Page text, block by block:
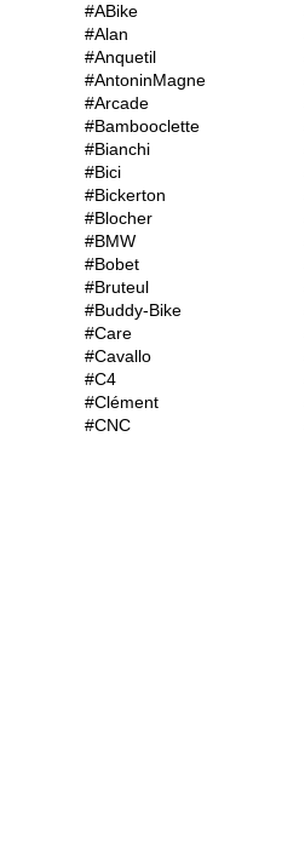
#ABike
#Alan
#Anquetil
#AntoninMagne
#Arcade
#Bambooclette
#Bianchi
#Bici
#Bickerton
#Blocher
#BMW
#Bobet
#Bruteul
#Buddy-Bike
#Care
#Cavallo
#C4
#Clément
#CNC